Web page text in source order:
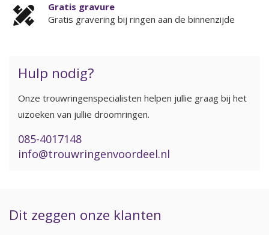
Gratis gravure
Gratis gravering bij ringen aan de binnenzijde
Hulp nodig?
Onze trouwringenspecialisten helpen jullie graag bij het
uizoeken van jullie droomringen.
085-4017148
info@trouwringenvoordeel.nl
Dit zeggen onze klanten